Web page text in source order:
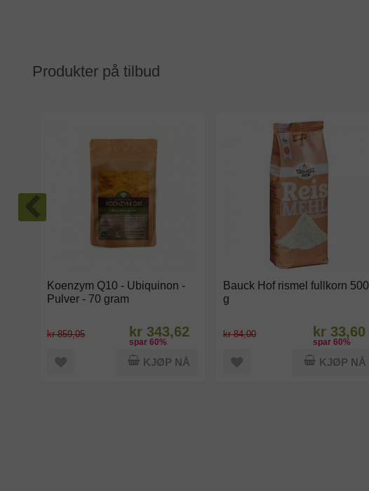
Produkter på tilbud
Koenzym Q10 - Ubiquinon -
Pulver - 70 gram
kr 859,05 kr 343,62
spar 60%
KJØP NÅ
Bauck Hof rismel fullkorn 500
g
kr 84,00 kr 33,60
spar 60%
KJØP NÅ